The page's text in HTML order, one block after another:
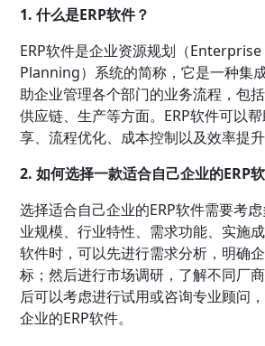
1. 什么是ERP软件？
ERP软件是企业资源规划（
Planning）系统的简称，它是一种集
助企业管理各个部门的业务流程，包括
供应链、生产等方面。ERP软件可以
享、流程优化、成本控制以及效率提升
2. 如何选择一款适合自己企业的ERP
选择适合自己企业的ERP软件需要考
业规模、行业特性、需求功能、实施
软件时，可以先进行需求分析，明确
标；然后进行市场调研，了解不同厂
后可以考虑进行试用或咨询专业顾问
企业的ERP软件。